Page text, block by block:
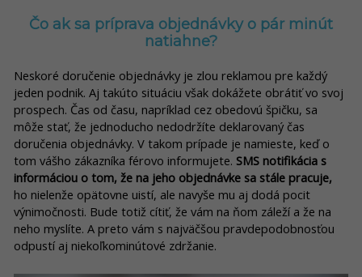
Čo ak sa príprava objednávky o pár minút
natiahne?
Neskoré doručenie objednávky je zlou reklamou pre každý
jeden podnik. Aj takúto situáciu však dokážete obrátiť vo svoj
prospech. Čas od času, napríklad cez obedovú špičku, sa
môže stať, že jednoducho nedodržíte deklarovaný čas
doručenia objednávky. V takom prípade je namieste, keď o
tom vášho zákazníka férovo informujete. SMS notifikácia s
informáciou o tom, že na jeho objednávke sa stále pracuje,
ho nielenže opätovne uistí, ale navyše mu aj dodá pocit
výnimočnosti. Bude totiž cítiť, že vám na ňom záleží a že na
neho myslíte. A preto vám s najväčšou pravdepodobnosťou
odpustí aj niekoľkominútové zdržanie.